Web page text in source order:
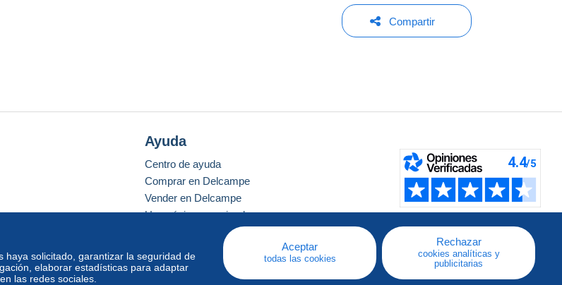
Compartir
haya solicitado, garantizar la seguridad de
elaborar estadísticas para adaptar
las redes sociales.
Aceptar
todas las cookies
Rechazar
cookies analíticas y
publicitarias
Ayuda
Centro de ayuda
Comprar en Delcampe
Vender en Delcampe
Una página securizada